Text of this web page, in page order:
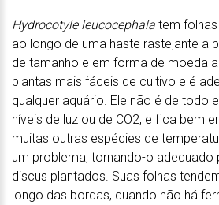
Hydrocotyle leucocephala tem
ao longo de uma haste rastejante a
de tamanho e em forma de moeda
plantas mais fáceis de cultivo e é
qualquer aquário. Ele não é de todo
níveis de luz ou de CO2, e fica bem
muitas outras espécies de
um problema, tornando-o adequado
discus plantados. Suas folhas
longo das bordas, quando não há